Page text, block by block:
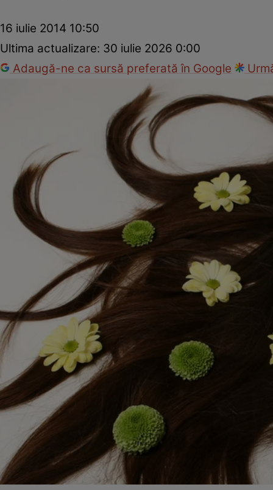
16 iulie 2014 10:50
Ultima actualizare: 30 iulie 2026 0:00
Adaugă-ne ca sursă preferată în Google